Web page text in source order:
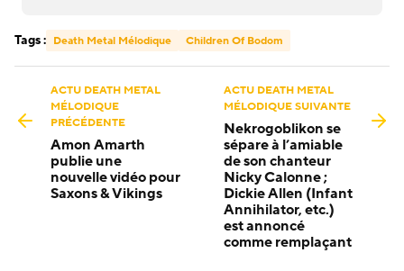
Tags : Death Metal Mélodique Children Of Bodom
ACTU DEATH METAL
MÉLODIQUE
PRÉCÉDENTE
Amon Amarth
publie une
nouvelle vidéo pour
Saxons & Vikings
ACTU DEATH METAL
MÉLODIQUE SUIVANTE
Nekrogoblikon se
sépare à l’amiable
de son chanteur
Nicky Calonne ;
Dickie Allen (Infant
Annihilator, etc.)
est annoncé
comme remplaçant